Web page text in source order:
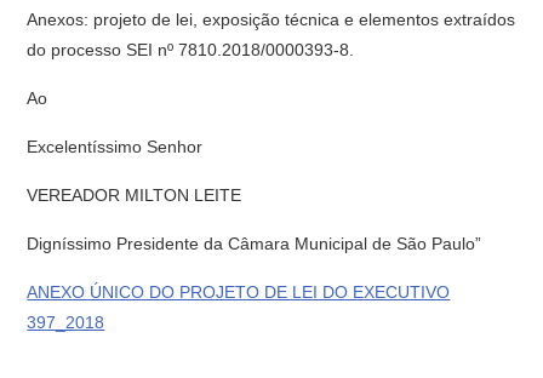
Anexos: projeto de lei, exposição técnica e elementos extraídos
do processo SEI nº 7810.2018/0000393-8.
Ao
Excelentíssimo Senhor
VEREADOR MILTON LEITE
Digníssimo Presidente da Câmara Municipal de São Paulo”
ANEXO ÚNICO DO PROJETO DE LEI DO EXECUTIVO
397_2018